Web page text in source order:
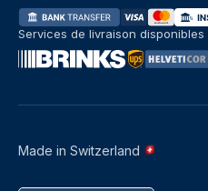
Made in Switzerland
Services de livraison disponibles